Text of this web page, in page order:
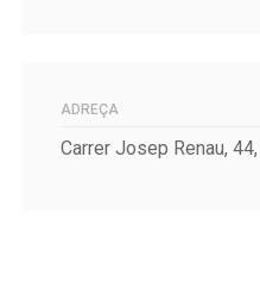
ADREÇA
Carrer Josep Renau,